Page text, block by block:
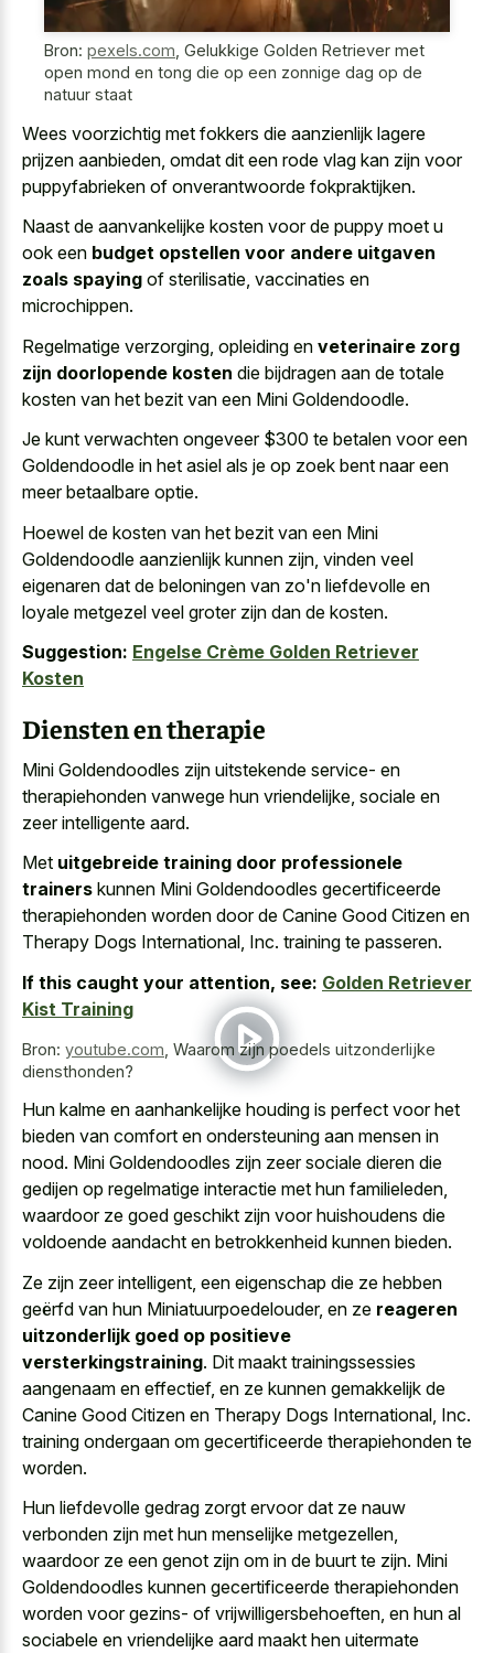
Bron: pexels.com Gelukkige Golden Retriever met
open mond en tong die op een zonnige dag op de
natuur staat
Wees voorzichtig met fokkers die aanzienlijk lagere
prijzen aanbieden, omdat dit een rode vlag kan zijn voor
puppyfabrieken of onverantwoorde fokpraktijken.
Naast de aanvankelijke kosten voor de puppy moet u
ook een budget opstellen voor andere uitgaven
zoals spaying of sterilisatie, vaccinaties en
microchippen.
Regelmatige verzorging, opleiding en veterinaire zorg
zijn doorlopende kosten die bijdragen aan de totale
kosten van het bezit van een Mini Goldendoodle.
Je kunt verwachten ongeveer $300 te betalen voor een
Goldendoodle in het asiel als je op zoek bent naar een
meer betaalbare optie.
Hoewel de kosten van het bezit van een Mini
Goldendoodle aanzienlijk kunnen zijn, vinden veel
eigenaren dat de beloningen van zo'n liefdevolle en
loyale metgezel veel groter zijn dan de kosten.
Suggestion: Engelse Crème Golden Retriever
Kosten
Diensten en therapie
Mini Goldendoodles zijn uitstekende service- en
therapiehonden vanwege hun vriendelijke, sociale en
zeer intelligente aard.
Met uitgebreide training door professionele
trainers kunnen Mini Goldendoodles gecertificeerde
therapiehonden worden door de Canine Good Citizen en
Therapy Dogs International, Inc. training te passeren.
If this caught your attention, see: Golden Retriever
Kist Training
Bron: youtube.com Waarom zijn poedels uitzonderlijke
diensthonden?
Hun kalme en aanhankelijke houding is perfect voor het
bieden van comfort en ondersteuning aan mensen in
nood. Mini Goldendoodles zijn zeer sociale dieren die
gedijen op regelmatige interactie met hun familieleden,
waardoor ze goed geschikt zijn voor huishoudens die
voldoende aandacht en betrokkenheid kunnen bieden.
Ze zijn zeer intelligent, een eigenschap die ze hebben
geërfd van hun Miniatuurpoedelouder, en ze reageren
uitzonderlijk goed op positieve
versterkingstraining. Dit maakt trainingssessies
aangenaam en effectief, en ze kunnen gemakkelijk de
Canine Good Citizen en Therapy Dogs International, Inc.
training ondergaan om gecertificeerde therapiehonden te
worden.
Hun liefdevolle gedrag zorgt ervoor dat ze nauw
verbonden zijn met hun menselijke metgezellen,
waardoor ze een genot zijn om in de buurt te zijn. Mini
Goldendoodles kunnen gecertificeerde therapiehonden
worden voor gezins- of vrijwilligersbehoeften, en hun al
sociabele en vriendelijke aard maakt hen uitermate